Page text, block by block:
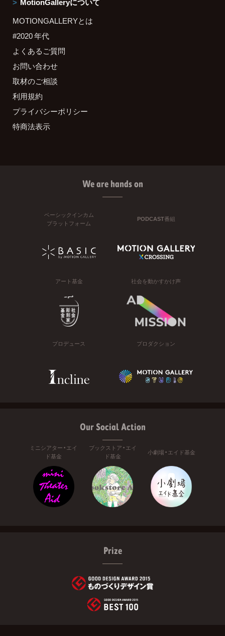
MOTIONGALLERYとは
#2020 年代
よくあるご質問
お問い合わせ
取材のご相談
利用規約
プライバシーポリシー
特商法表示
We are hands on
ベーシックインカム
プラットフォーム
PODCAST番組
アート基金 社会を動かすかけ声
プロデュース プロダクション
Our Social Action
ミニシアター・エイ
ド基金
ブックストア・エイ
ド基金
小劇場・エイド基金
Prize